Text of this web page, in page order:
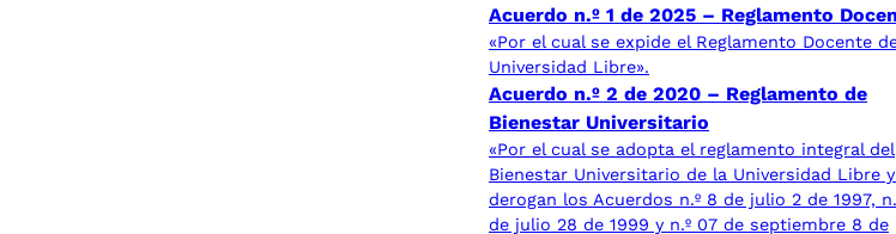
Acuerdo n.º 1 de 2025 – Reglamento
«Por el cual se expide el Reglamento Docente
Universidad Libre».
Acuerdo n.º 2 de 2020 – Reglamento de
Bienestar Universitario
«Por el cual se adopta el reglamento integral del
Bienestar Universitario de la Universidad Libre
derogan los Acuerdos n.º 8 de julio 2 de 1997,
de julio 28 de 1999 y n.º 07 de septiembre 8 de